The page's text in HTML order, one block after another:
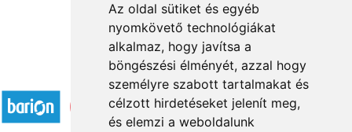
Az oldal sütiket és egyéb
nyomkövető technológiákat
alkalmaz, hogy javítsa a
böngészési élményét, azzal hogy
személyre szabott tartalmakat és
célzott hirdetéseket jelenít meg,
és elemzi a weboldalunk
Elfogadott fizetési módok